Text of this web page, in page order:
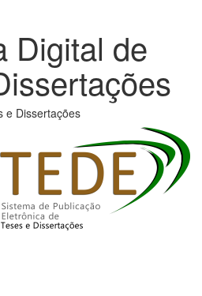
Digital de
e Dissertações